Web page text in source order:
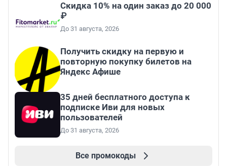
Скидка 10% на один заказ до 20 000
₽
До 31 августа, 2026
Получить скидку на первую и
повторную покупку билетов на
Яндекс Афише
35 дней бесплатного доступа к
подписке Иви для новых
пользователей
До 31 августа, 2026
Все промокоды